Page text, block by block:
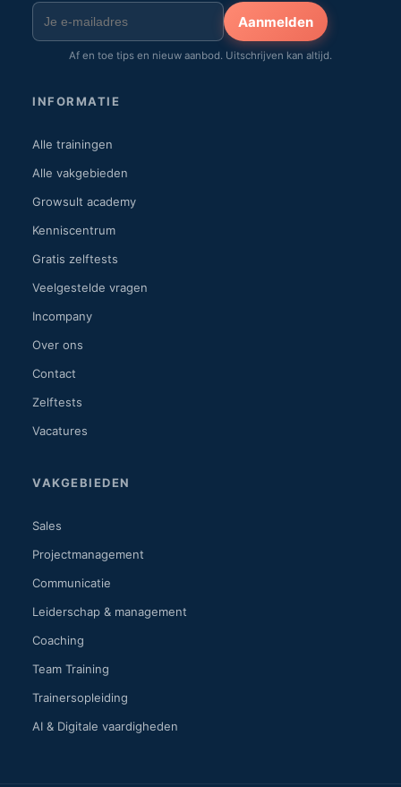
Aanmelden
Af en toe tips en nieuw aanbod. Uitschrijven kan altijd.
INFORMATIE
Alle trainingen
Alle vakgebieden
Growsult academy
Kenniscentrum
Gratis zelftests
Veelgestelde vragen
Incompany
Over ons
Contact
Zelftests
Vacatures
VAKGEBIEDEN
Sales
Projectmanagement
Communicatie
Leiderschap & management
Coaching
Team Training
Trainersopleiding
AI & Digitale vaardigheden